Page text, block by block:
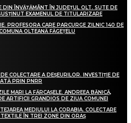
DIN ÎNVĂȚĂMÂNT ÎN JUDEȚUL OLT. SUTE DE
EXAMENUL DE TITULARIZARE
PROFESORA CARE PARCURGE ZILNIC 140 DE
OLTEANĂ FĂGEȚELU
COLECTARE A DEȘEURILOR. INVESTIȚIE DE
PRIN PNRR
MARI LA FĂRCAȘELE. ANDREEA BĂNICĂ,
ARTIFICII GRANDIOS DE ZIUA COMUNEI
MEDIULUI LA CORABIA. COLECTARE
ÎN TREI ZONE DIN ORAȘ